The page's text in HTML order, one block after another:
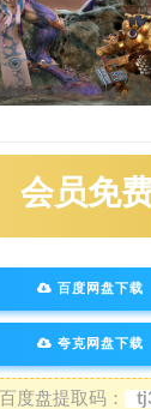
会员免
百度网盘下载
夸克网盘下载
百度盘提取码：